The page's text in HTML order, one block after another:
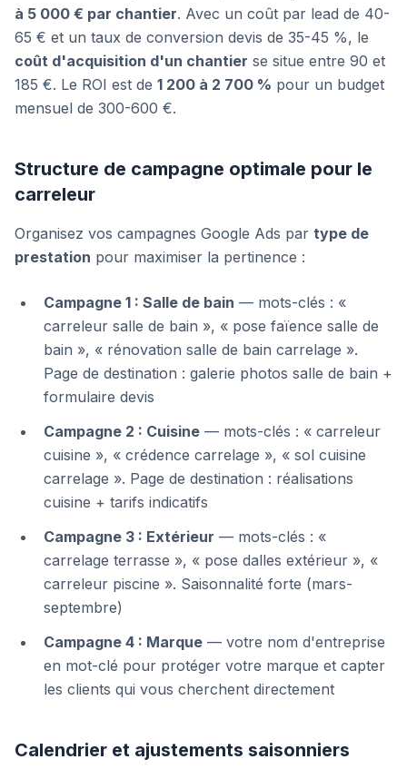
à 5 000 € par chantier. Avec un coût par lead de 40-
65 € et un taux de conversion devis de 35-45 %, le
coût d'acquisition d'un chantier se situe entre 90 et
185 €. Le ROI est de 1 200 à 2 700 % pour un budget
mensuel de 300-600 €.
Structure de campagne optimale pour le
carreleur
Organisez vos campagnes Google Ads par type de
prestation pour maximiser la pertinence :
Campagne 1 : Salle de bain — mots-clés : «
carreleur salle de bain », « pose faïence salle de
bain », « rénovation salle de bain carrelage ».
Page de destination : galerie photos salle de bain +
formulaire devis
Campagne 2 : Cuisine — mots-clés : « carreleur
cuisine », « crédence carrelage », « sol cuisine
carrelage ». Page de destination : réalisations
cuisine + tarifs indicatifs
Campagne 3 : Extérieur — mots-clés : «
carrelage terrasse », « pose dalles extérieur », «
carreleur piscine ». Saisonnalité forte (mars-
septembre)
Campagne 4 : Marque — votre nom d'entreprise
en mot-clé pour protéger votre marque et capter
les clients qui vous cherchent directement
Calendrier et ajustements saisonniers